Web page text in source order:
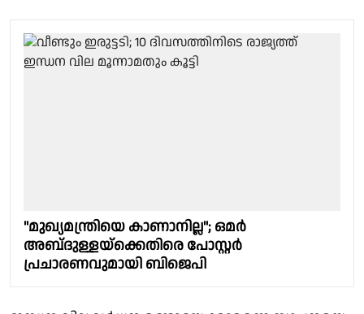
"മുഖ്യമന്ത്രിയെ കാണാനില്ല"; ഒമർ
അബ്‌ദുള്ളയ്‌ക്കെതിരെ പോസ്റ്റർ
പ്രചാരണവുമായി ബിജെപി